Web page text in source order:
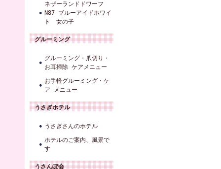
ネザーランドドワーフ
N87 ブルーアイドホワイ
ト 女の子
グルーミング
グルーミング・爪切り・
お耳掃除 ケアメニュー
お手軽グルーミング・ケ
ア メニュー
うさぎホテル
うさぎさんのホテル
ホテルのご案内、風景で
す
うさんぽ会